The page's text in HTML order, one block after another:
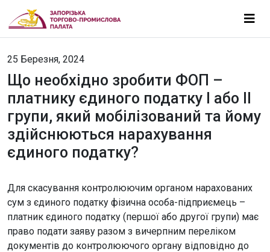
25 Березня, 2024
Що необхідно зробити ФОП –
платнику єдиного податку І або ІІ
групи, який мобілізований та йому
здійснюються нарахування
єдиного податку?
Для скасування контролюючим органом нарахованих
сум з єдиного податку фізична особа-підприємець –
платник єдиного податку (першої або другої групи) має
право подати заяву разом з вичерпним переліком
документів до контролюючого органу відповідно до